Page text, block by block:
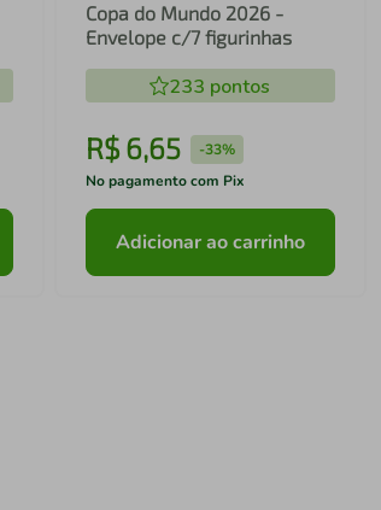
Copa do Mundo 2026 -
Envelope c/7 figurinhas
233 pontos
R$ 6,65 -33%
No pagamento com Pix
Adicionar ao carrinho